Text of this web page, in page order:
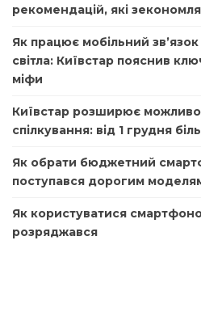
рекомендацій, які
Як працює мобільний
світла: Київстар пояснив
міфи
Київстар розширює
спілкування: від 1 грудня
Як обрати бюджетний
поступався дорогим
Як користуватися
розряджався